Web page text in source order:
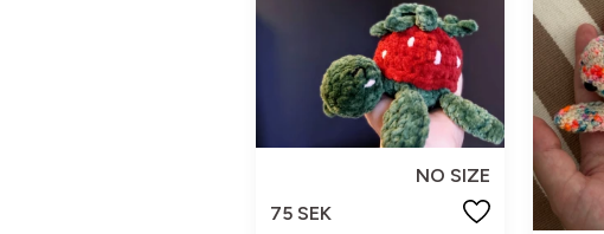
NO SIZE
75 SEK